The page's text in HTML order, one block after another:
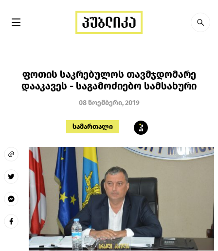
ფოთის საკრებულოს თავმჯდომარე
დააკავეს - საგამოძიებო სამსახური
08 ნოემბერი, 2019
სამართალი